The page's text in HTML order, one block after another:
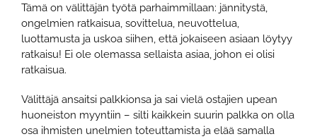
Tämä on välittäjän työtä parhaimmillaan: jännitystä,
ongelmien ratkaisua, sovittelua, neuvottelua,
luottamusta ja uskoa siihen, että jokaiseen asiaan löytyy
ratkaisu! Ei ole olemassa sellaista asiaa, johon ei olisi
ratkaisua.
Välittäjä ansaitsi palkkionsa ja sai vielä ostajien upean
huoneiston myyntiin – silti kaikkein suurin palkka on olla
osa ihmisten unelmien toteuttamista ja elää samalla